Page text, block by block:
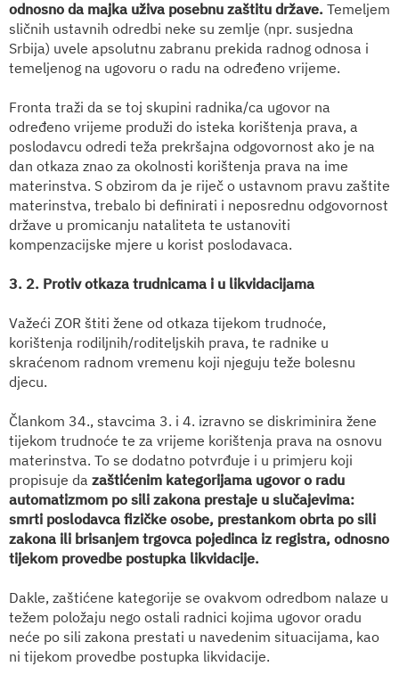
odnosno da majka uživa posebnu zaštitu države. Temeljem
sličnih ustavnih odredbi neke su zemlje (npr. susjedna
Srbija) uvele apsolutnu zabranu prekida radnog odnosa i
temeljenog na ugovoru o radu na određeno vrijeme.
Fronta traži da se toj skupini radnika/ca ugovor na
određeno vrijeme produži do isteka korištenja prava, a
poslodavcu odredi teža prekršajna odgovornost ako je na
dan otkaza znao za okolnosti korištenja prava na ime
materinstva. S obzirom da je riječ o ustavnom pravu zaštite
materinstva, trebalo bi definirati i neposrednu odgovornost
države u promicanju nataliteta te ustanoviti
kompenzacijske mjere u korist poslodavaca.
3. 2. Protiv otkaza trudnicama i u likvidacijama
Važeći ZOR štiti žene od otkaza tijekom trudnoće,
korištenja rodiljnih/roditeljskih prava, te radnike u
skraćenom radnom vremenu koji njeguju teže bolesnu
djecu.
Člankom 34., stavcima 3. i 4. izravno se diskriminira žene
tijekom trudnoće te za vrijeme korištenja prava na osnovu
materinstva. To se dodatno potvrđuje i u primjeru koji
propisuje da zaštićenim kategorijama ugovor o radu
automatizmom po sili zakona prestaje u slučajevima:
smrti poslodavca fizičke osobe, prestankom obrta po sili
zakona ili brisanjem trgovca pojedinca iz registra, odnosno
tijekom provedbe postupka likvidacije.
Dakle, zaštićene kategorije se ovakvom odredbom nalaze u
težem položaju nego ostali radnici kojima ugovor oradu
neće po sili zakona prestati u navedenim situacijama, kao
ni tijekom provedbe postupka likvidacije.